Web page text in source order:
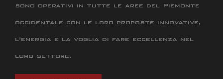
sono operativi in tutte le aree del Piemonte
occidentale con le loro proposte innovative,
l’energia e la voglia di fare eccellenza nel
loro settore.